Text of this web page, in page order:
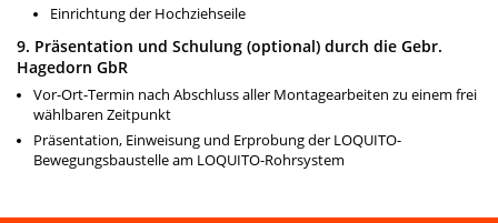
Einrichtung der Hochziehseile
9. Präsentation und Schulung (optional) durch die Gebr.
Hagedorn GbR
Vor-Ort-Termin nach Abschluss aller Montage­arbeiten zu einem frei
wählbaren Zeitpunkt
Präsentation, Einweisung und Erprobung der LOQUITO-
Bewegungsbaustelle am LOQUITO-Rohrsystem